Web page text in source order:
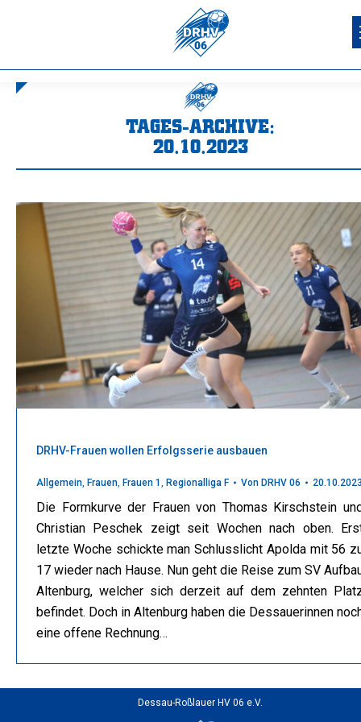
TAGES-ARCHIVE:
20.10.2023
DRHV-Frauen wollen Erfolgsserie ausbauen
Allgemein, Frauen, Frauen 1 , Regionalliga F Von DRHV 06
Die Formkurve der Frauen von Thomas Kirschstein
Christian Peschek zeigt seit Wochen nach oben.
letzte Woche schickte man Schlusslicht Apolda mit 56
17 wieder nach Hause. Nun geht die Reise zum SV
Altenburg, welcher sich derzeit auf dem zehnten
befindet. Doch in Altenburg haben die Dessauerinnen
eine offene Rechnung…
Dessau-Roßlauer HV 06 e.V.